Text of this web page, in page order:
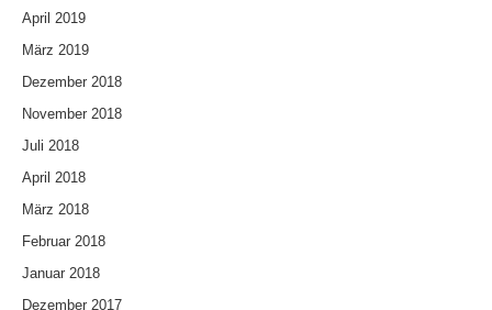
April 2019
März 2019
Dezember 2018
November 2018
Juli 2018
April 2018
März 2018
Februar 2018
Januar 2018
Dezember 2017